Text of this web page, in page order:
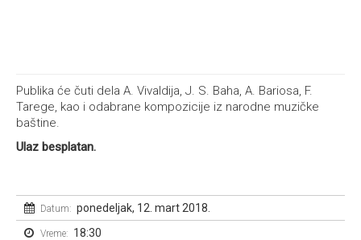
Publika će čuti dela A. Vivaldija, J. S. Baha, A. Bariosa, F.
Tarege, kao i odabrane kompozicije iz narodne muzičke
baštine.
Ulaz besplatan.
Datum: ponedeljak, 12. mart 2018.
Vreme: 18:30